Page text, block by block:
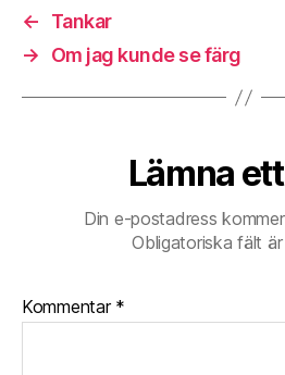
←
Tankar
→
Om jag kunde se färg
Lämna
Din e-postadress
Obligatoriska fält
Kommentar *